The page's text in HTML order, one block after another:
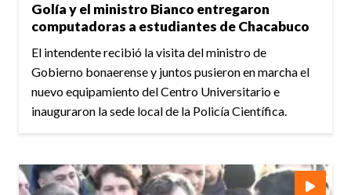
Golía y el ministro Bianco entregaron
computadoras a estudiantes de Chacabuco
El intendente recibió la visita del ministro de
Gobierno bonaerense y juntos pusieron en marcha el
nuevo equipamiento del Centro Universitario e
inauguraron la sede local de la Policía Científica.